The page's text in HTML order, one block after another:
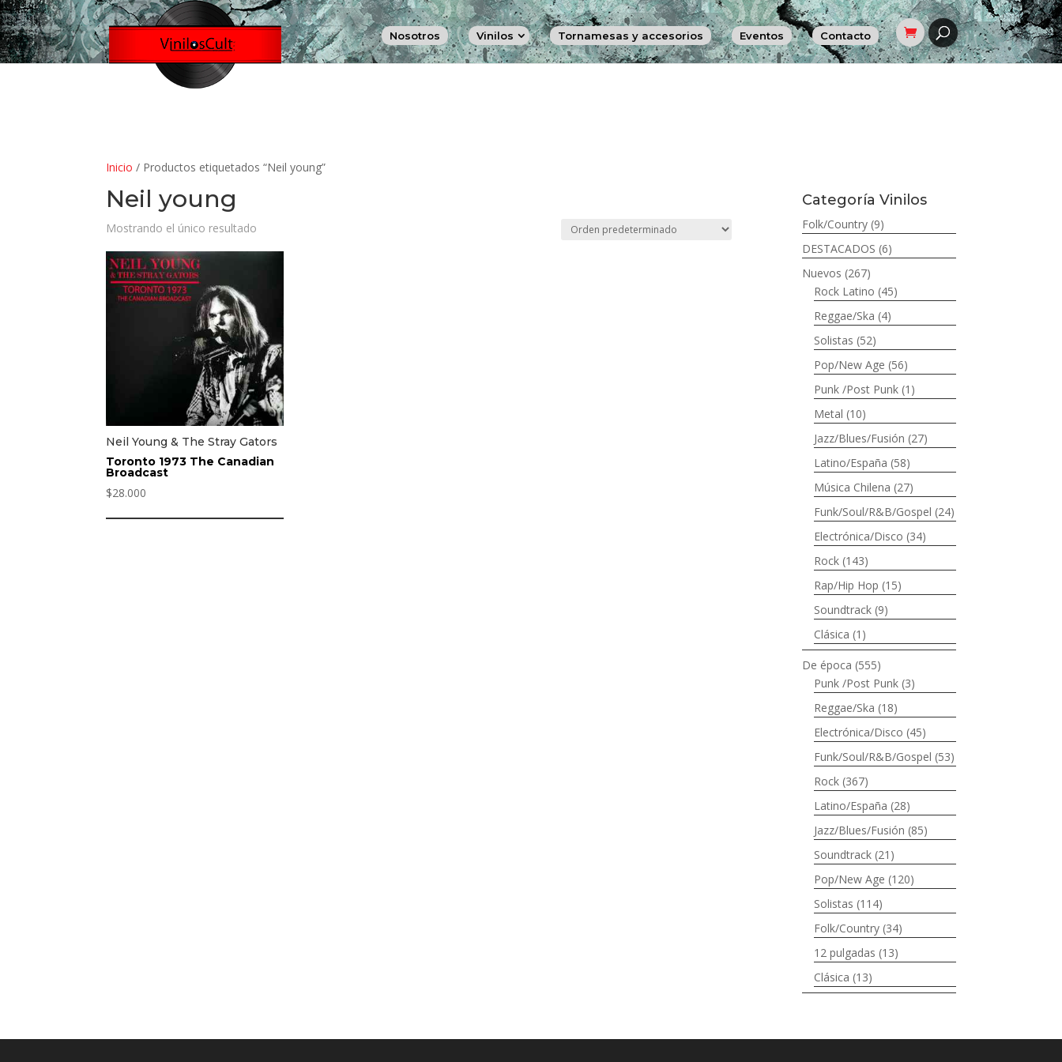
Nosotros Vinilos Tornamesas y accesorios Eventos Contacto
Inicio / Productos etiquetados “Neil young”
Neil young
Mostrando el único resultado
Neil Young & The Stray Gators
Toronto 1973 The Canadian
Broadcast
$28.000
Categoría Vinilos
Folk/Country (9)
DESTACADOS (6)
Nuevos (267)
Rock Latino (45)
Reggae/Ska (4)
Solistas (52)
Pop/New Age (56)
Punk /Post Punk (1)
Metal (10)
Jazz/Blues/Fusión (27)
Latino/España (58)
Música Chilena (27)
Funk/Soul/R&B/Gospel (24)
Electrónica/Disco (34)
Rock (143)
Rap/Hip Hop (15)
Soundtrack (9)
Clásica (1)
De época (555)
Punk /Post Punk (3)
Reggae/Ska (18)
Electrónica/Disco (45)
Funk/Soul/R&B/Gospel (53)
Rock (367)
Latino/España (28)
Jazz/Blues/Fusión (85)
Soundtrack (21)
Pop/New Age (120)
Solistas (114)
Folk/Country (34)
12 pulgadas (13)
Clásica (13)